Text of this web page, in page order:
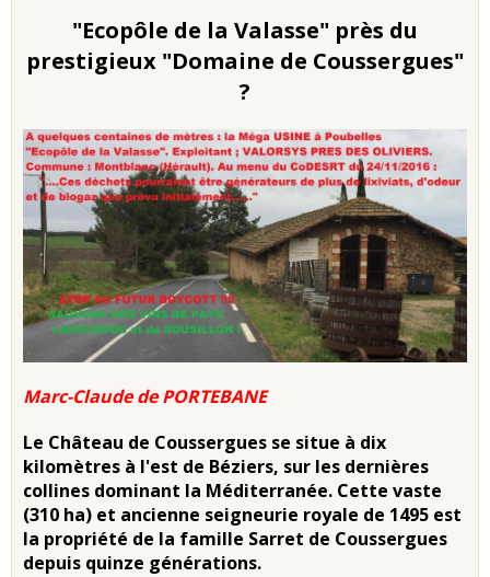
"Ecopôle de la Valasse" près du
prestigieux "Domaine de Coussergues"
?
Marc-Claude de PORTEBANE
Le Château de Coussergues se situe à dix
kilomètres à l'est de Béziers, sur les dernières
collines dominant la Méditerranée. Cette vaste
(310 ha) et ancienne seigneurie royale de 1495 est
la propriété de la famille Sarret de Coussergues
depuis quinze générations.